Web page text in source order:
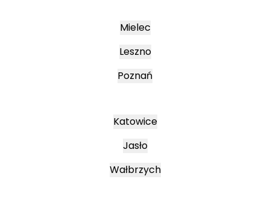
Mielec
Leszno
Poznań
Katowice
Jasło
Wałbrzych